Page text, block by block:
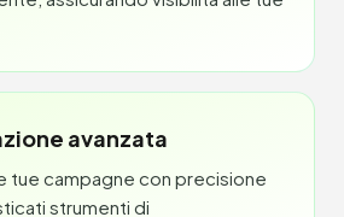
avanzata
tue campagne con precisione
strumenti di